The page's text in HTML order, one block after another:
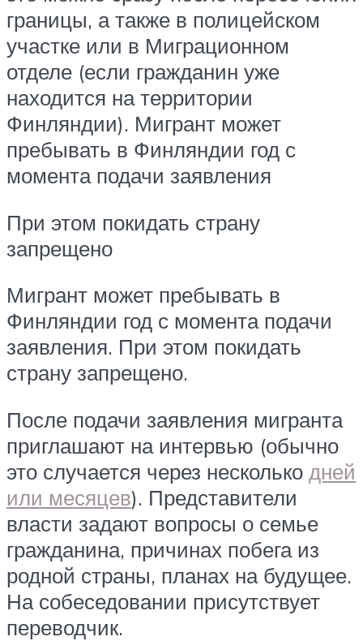
границы, а также в полицейском
участке или в Миграционном
отделе (если гражданин уже
находится на территории
Финляндии). Мигрант может
пребывать в Финляндии год с
момента подачи заявления
При этом покидать страну
запрещено
Мигрант может пребывать в
Финляндии год с момента подачи
заявления. При этом покидать
страну запрещено.
После подачи заявления мигранта
приглашают на интервью (обычно
это случается через несколько дней
или месяцев). Представители
власти задают вопросы о семье
гражданина, причинах побега из
родной страны, планах на будущее.
На собеседовании присутствует
переводчик.